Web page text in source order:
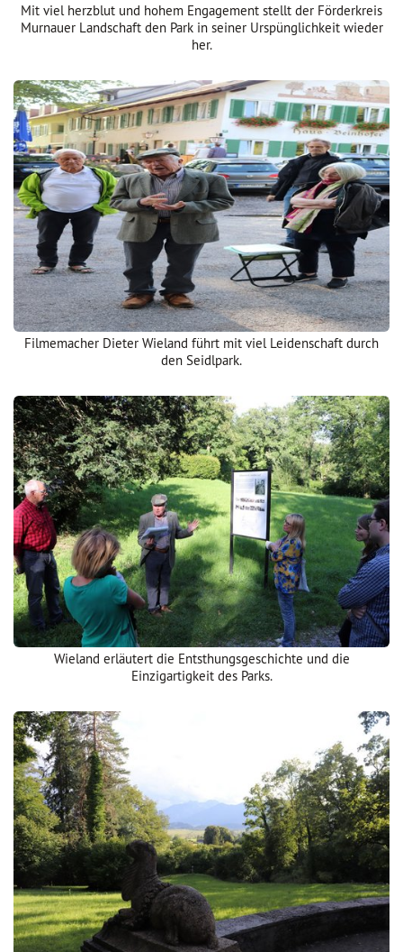
Mit viel herzblut und hohem Engagement stellt der Förderkreis
Murnauer Landschaft den Park in seiner Urspünglichkeit wieder
her.
Filmemacher Dieter Wieland führt mit viel Leidenschaft durch
den Seidlpark.
Wieland erläutert die Entsthungsgeschichte und die
Einzigartigkeit des Parks.